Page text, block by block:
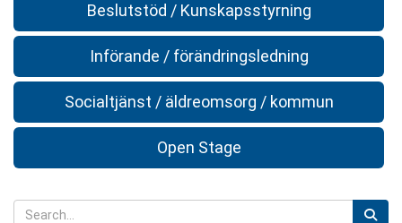
Beslutstöd / Kunskapsstyrning
Införande / förändringsledning
Socialtjänst / äldreomsorg / kommun
Open Stage